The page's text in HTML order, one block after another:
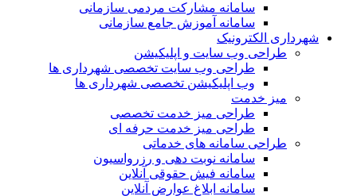
سامانه مشارکت مردمی سازمانی
سامانه آموزش جامع سازمانی
شهرداری الکترونیک
طراحی وب سایت و اپلیکیشن
طراحی وب سایت تخصصی شهرداری ها
وب اپلیکیشن تخصصی شهرداری ها
میز خدمت
طراحی میز خدمت تخصصی
طراحی میز خدمت حرفه ای
طراحی سامانه های خدماتی
سامانه نوبت دهی و رزرواسیون
سامانه فیش حقوقی آنلاین
سامانه ابلاغ عوارض آنلاین